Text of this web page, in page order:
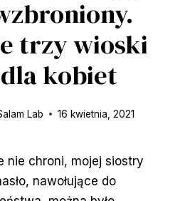
trzy wioski
kobiet
Lab 16 kwietnia, 2021
nie chroni, mojej siostry
nawołujące do